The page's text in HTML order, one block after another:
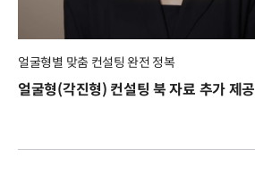
얼굴형별 맞춤 컨설팅 완전 정복
얼굴형(각진형) 컨설팅 북 자료 추가 제공